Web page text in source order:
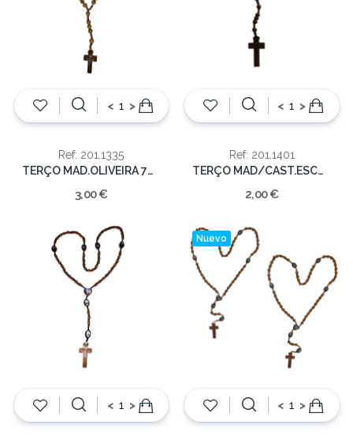
< >
Ref: 201.1335
TERÇO MAD.OLIVEIRA 7mm/31cm
3,00 €
< >
Ref: 201.1401
TERÇO MAD/CAST.ESCURO C/IMAGEM PASS.6mm/31cm
2,00 €
< > < >
Nuevo